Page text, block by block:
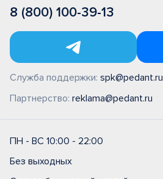
8 (800) 100-39-13
Служба поддержки: spk@pedant.ru
Партнерство: reklama@pedant.ru
ПН - ВС 10:00 - 22:00
Без выходных